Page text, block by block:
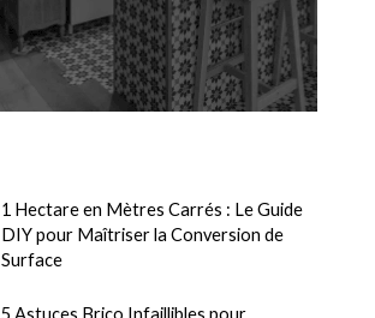
1 Hectare en Mètres Carrés : Le Guide
DIY pour Maîtriser la Conversion de
Surface